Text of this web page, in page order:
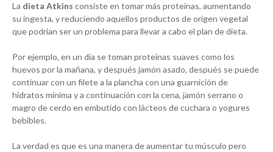
La dieta Atkins consiste en tomar más proteínas, aumentando
su ingesta, y reduciendo aquellos productos de origen vegetal
que podrían ser un problema para llevar a cabo el plan de dieta.
Por ejemplo, en un día se toman proteínas suaves como los
huevos por la mañana, y después jamón asado, después se puede
continuar con un filete a la plancha con una guarnición de
hidratos mínima y a continuación con la cena, jamón serrano o
magro de cerdo en embutido con lácteos de cuchara o yogures
bebibles.
La verdad es que es una manera de aumentar tu músculo pero